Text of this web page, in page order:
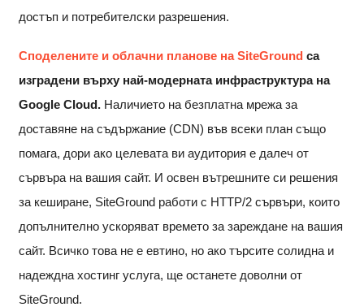
достъп и потребителски разрешения.
Споделените и облачни планове на SiteGround са
изградени върху най-модерната инфраструктура на
Google Cloud. Наличието на безплатна мрежа за
доставяне на съдържание (CDN) във всеки план също
помага, дори ако целевата ви аудитория е далеч от
сървъра на вашия сайт. И освен вътрешните си решения
за кеширане, SiteGround работи с HTTP/2 сървъри, които
допълнително ускоряват времето за зареждане на вашия
сайт. Всичко това не е евтино, но ако търсите солидна и
надеждна хостинг услуга, ще останете доволни от
SiteGround.